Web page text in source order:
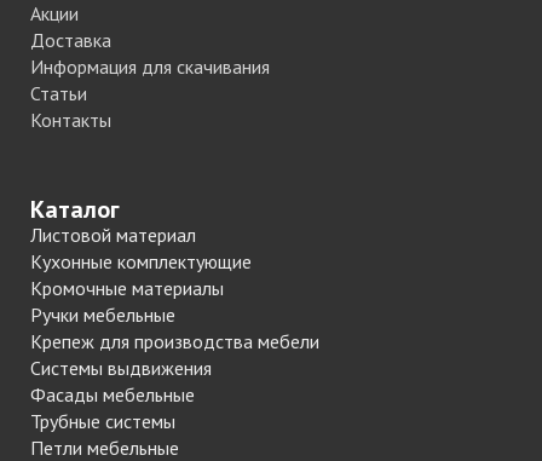
Акции
Доставка
Информация для скачивания
Статьи
Контакты
Каталог
Листовой материал
Кухонные комплектующие
Кромочные материалы
Ручки мебельные
Крепеж для производства мебели
Системы выдвижения
Фасады мебельные
Трубные системы
Петли мебельные